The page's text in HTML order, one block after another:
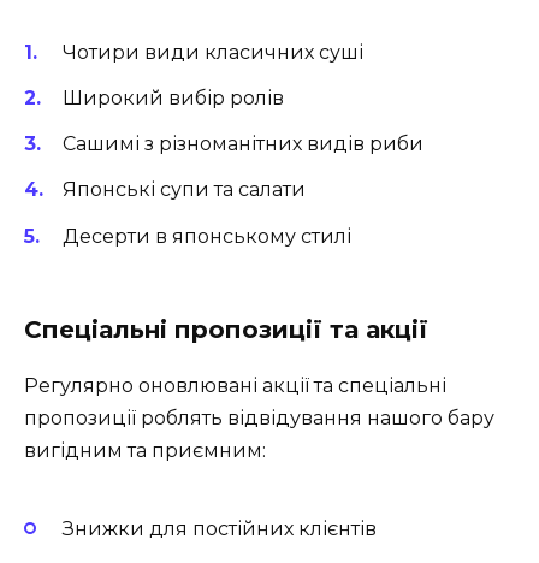
Чотири види класичних суші
Широкий вибір ролів
Сашимі з різноманітних видів риби
Японські супи та салати
Десерти в японському стилі
Спеціальні пропозиції та акції
Регулярно оновлювані акції та спеціальні
пропозиції роблять відвідування нашого бару
вигідним та приємним:
Знижки для постійних клієнтів